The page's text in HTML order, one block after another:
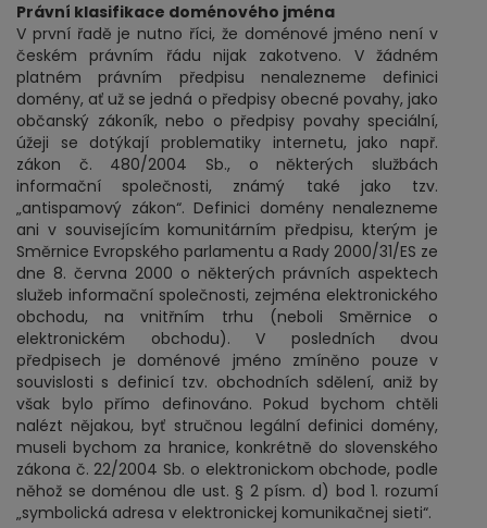
Právní klasifikace doménového jména
V první řadě je nutno říci, že doménové jméno není v
českém právním řádu nijak zakotveno. V žádném
platném právním předpisu nenalezneme definici
domény, ať už se jedná o předpisy obecné povahy, jako
občanský zákoník, nebo o předpisy povahy speciální,
úžeji se dotýkají problematiky internetu, jako např.
zákon č. 480/2004 Sb., o některých službách
informační společnosti, známý také jako tzv.
„antispamový zákon“. Definici domény nenalezneme
ani v souvisejícím komunitárním předpisu, kterým je
Směrnice Evropského parlamentu a Rady 2000/31/ES ze
dne 8. června 2000 o některých právních aspektech
služeb informační společnosti, zejména elektronického
obchodu, na vnitřním trhu (neboli Směrnice o
elektronickém obchodu). V posledních dvou
předpisech je doménové jméno zmíněno pouze v
souvislosti s definicí tzv. obchodních sdělení, aniž by
však bylo přímo definováno. Pokud bychom chtěli
nalézt nějakou, byť stručnou legální definici domény,
museli bychom za hranice, konkrétně do slovenského
zákona č. 22/2004 Sb. o elektronickom obchode, podle
něhož se doménou dle ust. § 2 písm. d) bod 1. rozumí
„symbolická adresa v elektronickej komunikačnej sieti“.